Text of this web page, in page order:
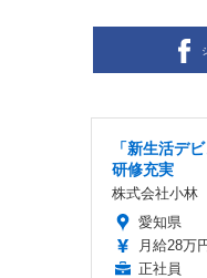
「新生活デ
研修充実
株式会社小林
愛知県
月給28万
正社員